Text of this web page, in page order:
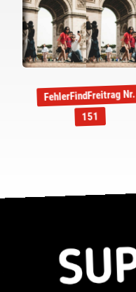
FehlerFindFreitrag Nr.
151